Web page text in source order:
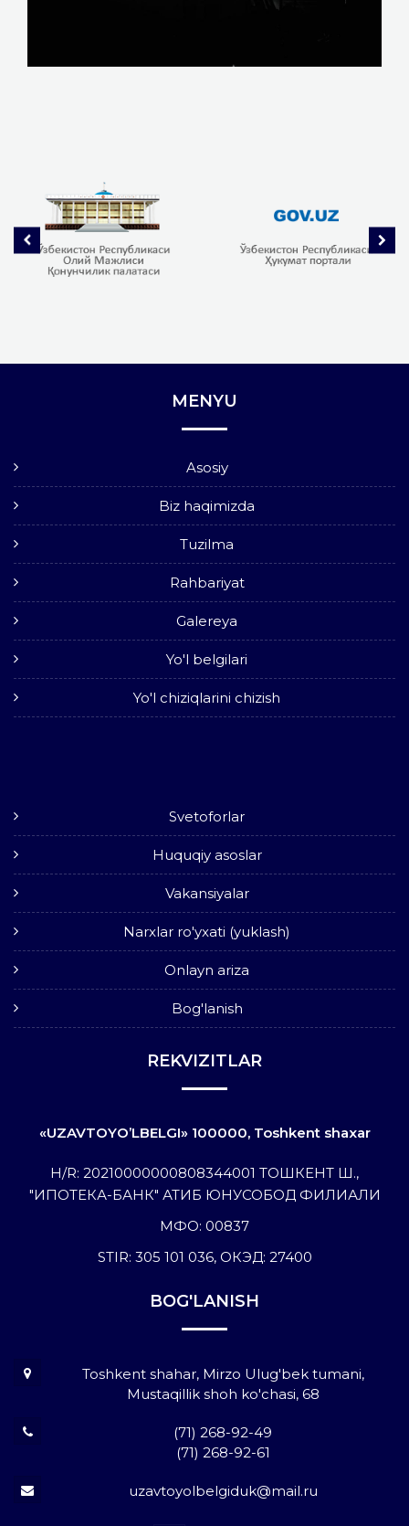
MENYU
Asosiy
Biz haqimizda
Tuzilma
Rahbariyat
Galereya
Yo'l belgilari
Yo'l chiziqlarini chizish
Svetoforlar
Huquqiy asoslar
Vakansiyalar
Narxlar ro'yxati (yuklash)
Onlayn ariza
Bog'lanish
REKVIZITLAR
«UZAVTOYO’LBELGI» 100000, Toshkent shaxar
H/R: 20210000000808344001 ТОШКЕНТ Ш.,
"ИПОТЕКА-БАНК" АТИБ ЮНУСОБОД ФИЛИАЛИ
МФО: 00837
STIR: 305 101 036, ОКЭД: 27400
BOG'LANISH
Toshkent shahar, Mirzo Ulug'bek tumani,
Mustaqillik shoh ko'chasi, 68
(71) 268-92-49
(71) 268-92-61
uzavtoyolbelgiduk@mail.ru